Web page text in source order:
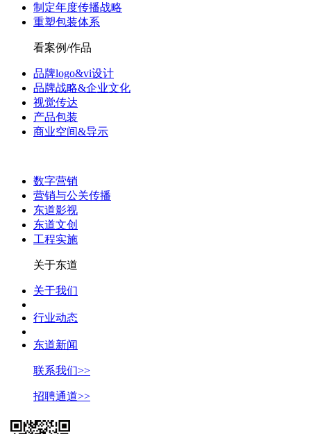
制定年度传播战略
重塑包装体系
看案例/作品
品牌logo&vi设计
品牌战略&企业文化
视觉传达
产品包装
商业空间&导示
数字营销
营销与公关传播
东道影视
东道文创
工程实施
关于东道
关于我们
行业动态
东道新闻
联系我们>>
招聘通道>>